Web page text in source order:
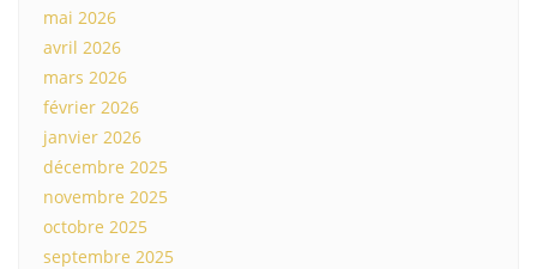
mai 2026
avril 2026
mars 2026
février 2026
janvier 2026
décembre 2025
novembre 2025
octobre 2025
septembre 2025